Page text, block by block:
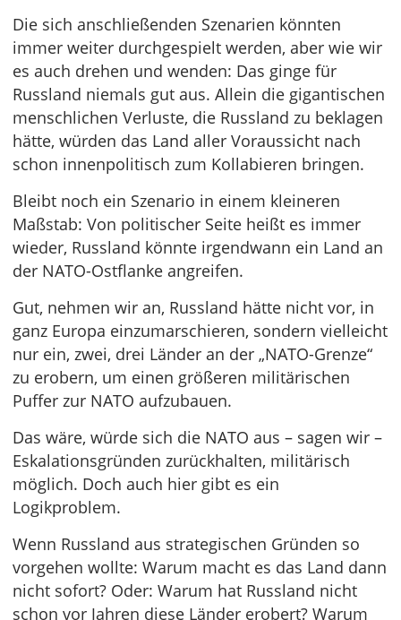
Die sich anschließenden Szenarien könnten
immer weiter durchgespielt werden, aber wie wir
es auch drehen und wenden: Das ginge für
Russland niemals gut aus. Allein die gigantischen
menschlichen Verluste, die Russland zu beklagen
hätte, würden das Land aller Voraussicht nach
schon innenpolitisch zum Kollabieren bringen.
Bleibt noch ein Szenario in einem kleineren
Maßstab: Von politischer Seite heißt es immer
wieder, Russland könnte irgendwann ein Land an
der NATO-Ostflanke angreifen.
Gut, nehmen wir an, Russland hätte nicht vor, in
ganz Europa einzumarschieren, sondern vielleicht
nur ein, zwei, drei Länder an der „NATO-Grenze“
zu erobern, um einen größeren militärischen
Puffer zur NATO aufzubauen.
Das wäre, würde sich die NATO aus – sagen wir –
Eskalationsgründen zurückhalten, militärisch
möglich. Doch auch hier gibt es ein
Logikproblem.
Wenn Russland aus strategischen Gründen so
vorgehen wollte: Warum macht es das Land dann
nicht sofort? Oder: Warum hat Russland nicht
schon vor Jahren diese Länder erobert? Warum